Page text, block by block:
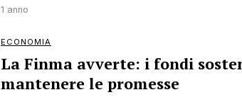
1 anno
ECONOMIA
La Finma avverte: i fondi
mantenere le promesse